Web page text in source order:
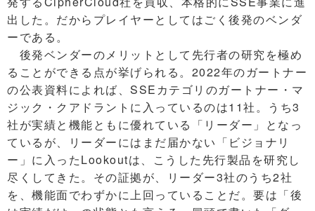
出した。だからプレイヤーとしてはごく後発のベンダ
ーである。
後発ベンダーのメリットとして先行者の研究を極め
ることができる点が挙げられる。2022年のガートナー
の公表資料によれば、SSEカテゴリのガートナー・マ
ジック・クアドラントに入っているのは11社。うち3
社が実績と機能ともに優れている「リーダー」となっ
ているが、リーダーにはまだ届かない「ビジョナリ
ー」に入ったLookoutは、こうした先行製品を研究し
尽くしてきた。その証拠が、リーダー3社のうち2社
を、機能面でわずかに上回っていることだ。要は「後